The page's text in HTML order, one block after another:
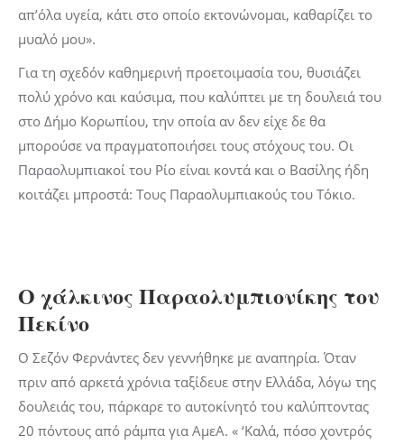
απ’όλα υγεία, κάτι στο οποίο εκτονώνομαι, καθαρίζει το
μυαλό μου».
Για τη σχεδόν καθημερινή προετοιμασία του, θυσιάζει
πολύ χρόνο και καύσιμα, που καλύπτει με τη δουλειά του
στο Δήμο Κορωπίου, την οποία αν δεν είχε δε θα
μπορούσε να πραγματοποιήσει τους στόχους του. Οι
Παραολυμπιακοί του Ρίο είναι κοντά και ο Βασίλης ήδη
κοιτάζει μπροστά: Τους Παραολυμπιακούς του Τόκιο.
Ο χάλκινος Παραολυμπιονίκης του
Πεκίνο
Ο Σεζόν Φερνάντες δεν γεννήθηκε με αναπηρία. Όταν
πριν από αρκετά χρόνια ταξίδευε στην Ελλάδα, λόγω της
δουλειάς του, πάρκαρε το αυτοκίνητό του καλύπτοντας
20 πόντους από ράμπα για ΑμεΑ. « ‘Καλά, πόσο χοντρός